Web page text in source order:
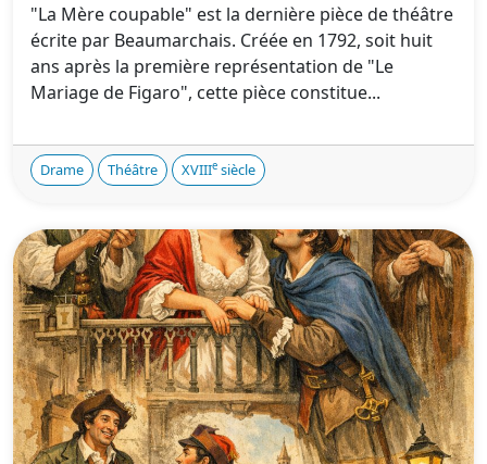
"La Mère coupable" est la dernière pièce de théâtre
écrite par Beaumarchais. Créée en 1792, soit huit
ans après la première représentation de "Le
Mariage de Figaro", cette pièce constitue...
Drame Théâtre XVIIIe siècle